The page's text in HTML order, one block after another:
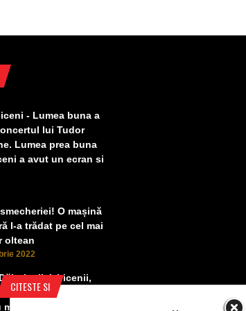
CITESTE SI
- Lumea buna a
lui Tudor
Lumea prea buna
a avut un ecran si
O mașină
l-a trădat pe cel mai
oltean
2022
Izbicenii,
au înfrățit cu Puchenii
munca, alții cu